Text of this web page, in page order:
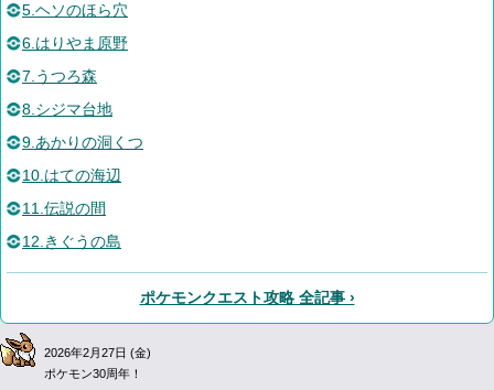
5.ヘソのほら穴
6.はりやま原野
7.うつろ森
8.シジマ台地
9.あかりの洞くつ
10.はての海辺
11.伝説の間
12.きぐうの島
ポケモンクエスト攻略 全記事 ›
2026年2月27日 (金)
ポケモン30周年！